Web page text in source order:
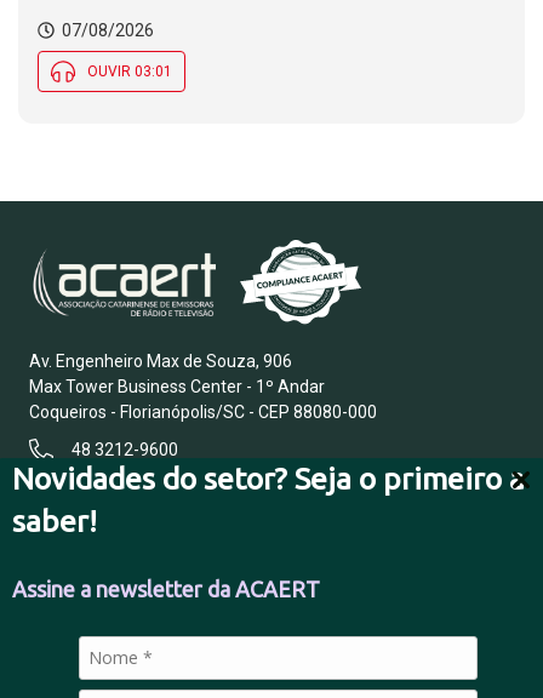
Novidades do setor? Seja o primeiro a
saber!
Assine a newsletter da ACAERT
07/08/2026
OUVIR 03:01
Av. Engenheiro Max de Souza, 906
Max Tower Business Center - 1º Andar
Coqueiros - Florianópolis/SC - CEP 88080-000
48 3212-9600
FALE CONOSCO
POLÍTICA DE PRIVACIDADE